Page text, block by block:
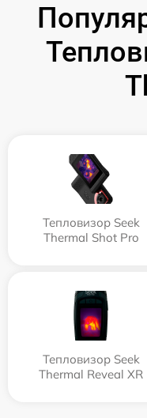
Тепловизор Seek
Thermal Shot Pro
Тепловизор Seek
Thermal Reveal XR